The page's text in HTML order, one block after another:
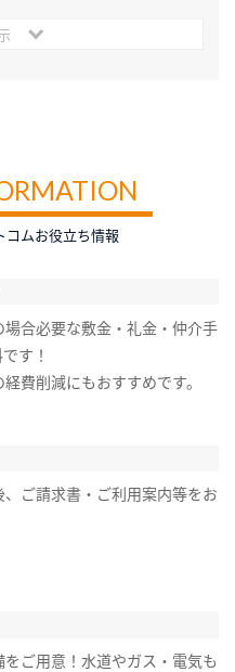
コムお役立ち情報
合必要な敷金・礼金・仲介手
す！
費削減にもおすすめです。
ご請求書・ご利用案内等をお
ご用意！水道やガス・電気も